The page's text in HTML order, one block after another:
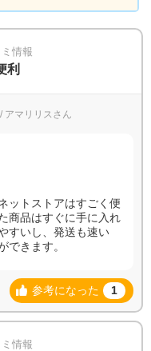
情報
利
アマリリスさん
ットストアはすごく便
商品はすぐに手に入れ
すいし、発送も速い
できます。
参考になった 1
情報